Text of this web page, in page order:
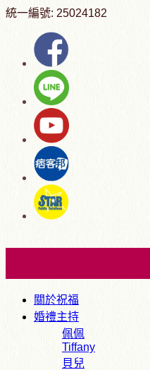
統一編號: 25024182
關於祝福
婚禮主持
佩佩
Tiffany
貝兒